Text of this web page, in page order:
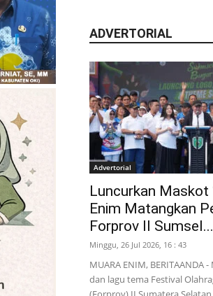
ADVERTORIAL
Advertorial
Luncurkan Maskot
Enim Matangkan
Forprov II Sumsel...
Minggu, 26 Jul 2026, 16 : 43
MUARA ENIM, BERITAANDA
dan lagu tema Festival